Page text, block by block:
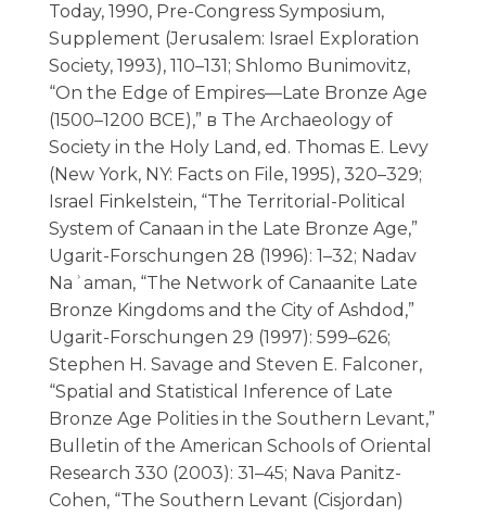
Today, 1990, Pre-Congress Symposium,
Supplement (Jerusalem: Israel Exploration
Society, 1993), 110–131; Shlomo Bunimovitz,
“On the Edge of Empires—Late Bronze Age
(1500–1200 BCE),” в The Archaeology of
Society in the Holy Land, ed. Thomas E. Levy
(New York, NY: Facts on File, 1995), 320–329;
Israel Finkelstein, “The Territorial-Political
System of Canaan in the Late Bronze Age,”
Ugarit-Forschungen 28 (1996): 1–32; Nadav
Naʾaman, “The Network of Canaanite Late
Bronze Kingdoms and the City of Ashdod,”
Ugarit-Forschungen 29 (1997): 599–626;
Stephen H. Savage and Steven E. Falconer,
“Spatial and Statistical Inference of Late
Bronze Age Polities in the Southern Levant,”
Bulletin of the American Schools of Oriental
Research 330 (2003): 31–45; Nava Panitz-
Cohen, “The Southern Levant (Cisjordan)